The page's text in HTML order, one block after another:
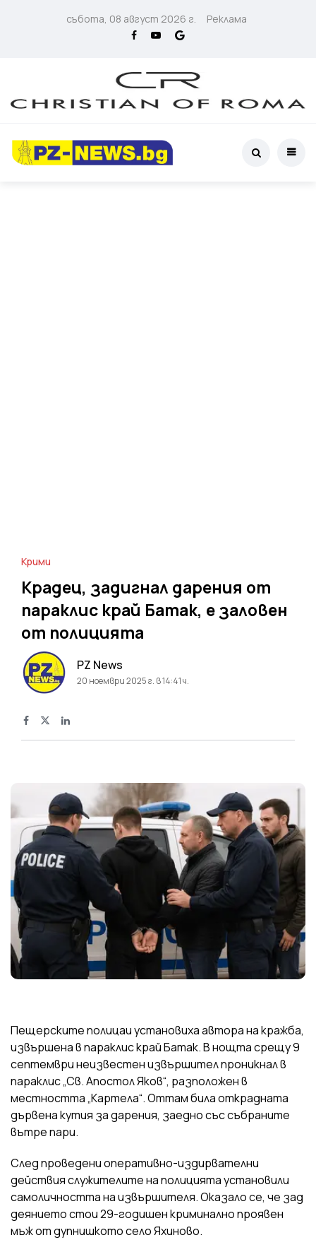
събота, 08 август 2026 г. Реклама
Крими
Крадец, задигнал дарения от
параклис край Батак, е заловен
от полицията
PZ News
20 ноември 2025 г. в 14:41 ч.
Пещерските полицаи установиха автора на кражба,
извършена в параклис край Батак. В нощта срещу 9
септември неизвестен извършител проникнал в
параклис „Св. Апостол Яков“, разположен в
местността „Картела“. Оттам била открадната
дървена кутия за дарения, заедно със събраните
вътре пари.
След проведени оперативно-издирвателни
действия служителите на полицията установили
самоличността на извършителя. Оказало се, че зад
деянието стои 29-годишен криминално проявен
мъж от дупнишкото село Яхиново.